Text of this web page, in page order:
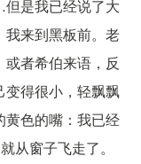
是我已经说了大
来到黑板前。老
者希伯来语，反
得很小，轻飘飘
黄色的嘴：我已经
从窗子飞走了。